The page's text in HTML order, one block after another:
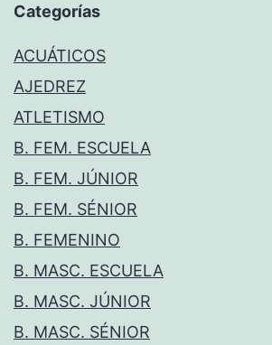
Categorías
ACUÁTICOS
AJEDREZ
ATLETISMO
B. FEM. ESCUELA
B. FEM. JÚNIOR
B. FEM. SÉNIOR
B. FEMENINO
B. MASC. ESCUELA
B. MASC. JÚNIOR
B. MASC. SÉNIOR